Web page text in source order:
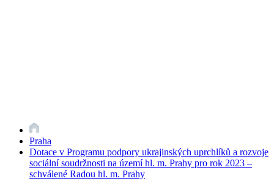
Praha
Dotace v Programu podpory ukrajinských uprchlíků a rozvoje
sociální soudržnosti na území hl. m. Prahy pro rok 2023 –
schválené Radou hl. m. Prahy